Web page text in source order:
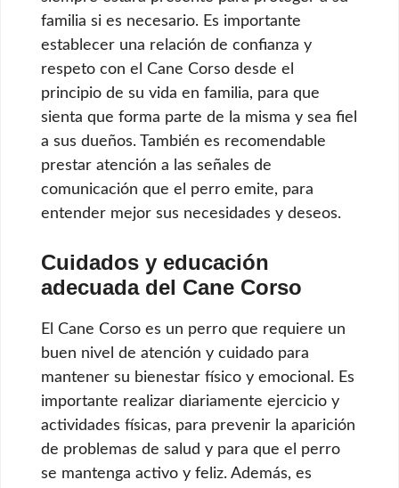
familia si es necesario. Es importante
establecer una relación de confianza y
respeto con el Cane Corso desde el
principio de su vida en familia, para que
sienta que forma parte de la misma y sea fiel
a sus dueños. También es recomendable
prestar atención a las señales de
comunicación que el perro emite, para
entender mejor sus necesidades y deseos.
Cuidados y educación
adecuada del Cane Corso
El Cane Corso es un perro que requiere un
buen nivel de atención y cuidado para
mantener su bienestar físico y emocional. Es
importante realizar diariamente ejercicio y
actividades físicas, para prevenir la aparición
de problemas de salud y para que el perro
se mantenga activo y feliz. Además, es